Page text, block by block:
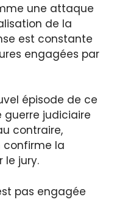
une attaque
de la
est constante
engagées par
épisode de ce
guerre judiciaire
contraire,
confirme la
le jury.
pas engagée